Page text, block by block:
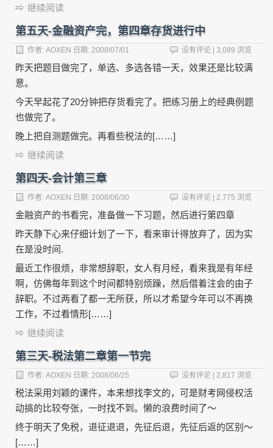
继续阅读
第五天-金融资产完，第四章存货进行中
作者: AOXEN 日期: 2008/07/01 没有评论 | 3,089 浏览
昨天把题目做完了，单选、多选各错一天，效果还是比较满
意。
今天早起花了20分钟把存货看完了。把练习册上的经典例题
也做完了。
晚上把自测题做完。再看些税法的[……]
继续阅读
第四天-会计第三章
作者: AOXEN 日期: 2008/06/30 没有评论 | 2,775 浏览
金融资产的书看完，准备做一下习题，然后进行第四章
昨天静下心来仔细计划了一下，看来审计得放弃了，因为实
在是没时间.
最近工作很烦，非常想辞职，女人有月经，看来我是有年经
啊，仿佛每年到这个时间都特别烦躁，然后借着注会的由子
辞职。不过两看了都一无所获，所以才希望今年可以不再换
工作，不过看情形[……]
继续阅读
第三天-税法第二章第一节完
作者: AOXEN 日期: 2008/06/25 没有评论 | 2,817 浏览
税法采用刘颖的课件，本来想找李文的，可是财考网侵权活
动搞的比较夸张，一时找不到。懒的浪费时间了～
终于明天了免税，退征退退，先征后退，先征后返的区别～
[……]